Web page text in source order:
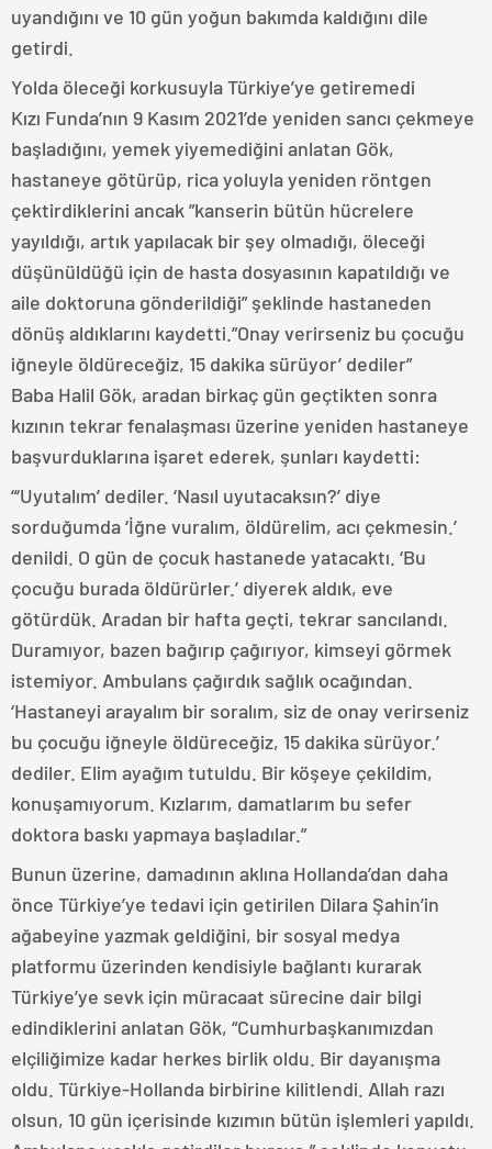
uyandığını ve 10 gün yoğun bakımda kaldığını dile
getirdi.
Yolda öleceği korkusuyla Türkiye’ye getiremedi
Kızı Funda’nın 9 Kasım 2021’de yeniden sancı çekmeye
başladığını, yemek yiyemediğini anlatan Gök,
hastaneye götürüp, rica yoluyla yeniden röntgen
çektirdiklerini ancak ”kanserin bütün hücrelere
yayıldığı, artık yapılacak bir şey olmadığı, öleceği
düşünüldüğü için de hasta dosyasının kapatıldığı ve
aile doktoruna gönderildiği” şeklinde hastaneden
dönüş aldıklarını kaydetti.”Onay verirseniz bu çocuğu
iğneyle öldüreceğiz, 15 dakika sürüyor’ dediler”
Baba Halil Gök, aradan birkaç gün geçtikten sonra
kızının tekrar fenalaşması üzerine yeniden hastaneye
başvurduklarına işaret ederek, şunları kaydetti:
“‘Uyutalım’ dediler. ‘Nasıl uyutacaksın?’ diye
sorduğumda ‘İğne vuralım, öldürelim, acı çekmesin.’
denildi. O gün de çocuk hastanede yatacaktı. ‘Bu
çocuğu burada öldürürler.’ diyerek aldık, eve
götürdük. Aradan bir hafta geçti, tekrar sancılandı.
Duramıyor, bazen bağırıp çağırıyor, kimseyi görmek
istemiyor. Ambulans çağırdık sağlık ocağından.
‘Hastaneyi arayalım bir soralım, siz de onay verirseniz
bu çocuğu iğneyle öldüreceğiz, 15 dakika sürüyor.’
dediler. Elim ayağım tutuldu. Bir köşeye çekildim,
konuşamıyorum. Kızlarım, damatlarım bu sefer
doktora baskı yapmaya başladılar.”
Bunun üzerine, damadının aklına Hollanda’dan daha
önce Türkiye’ye tedavi için getirilen Dilara Şahin’in
ağabeyine yazmak geldiğini, bir sosyal medya
platformu üzerinden kendisiyle bağlantı kurarak
Türkiye’ye sevk için müracaat sürecine dair bilgi
edindiklerini anlatan Gök, “Cumhurbaşkanımızdan
elçiliğimize kadar herkes birlik oldu. Bir dayanışma
oldu. Türkiye-Hollanda birbirine kilitlendi. Allah razı
olsun, 10 gün içerisinde kızımın bütün işlemleri yapıldı.